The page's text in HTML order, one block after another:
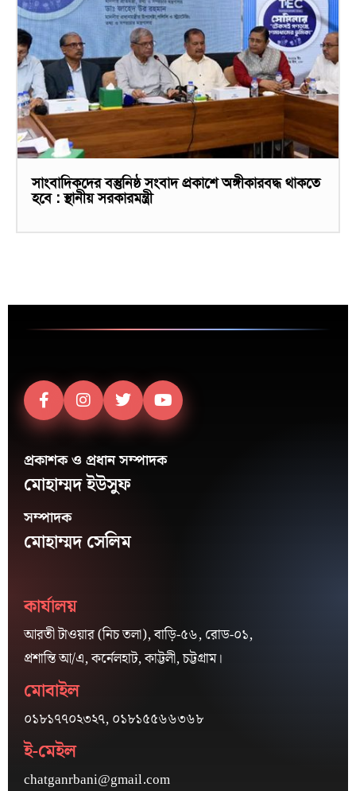
সাংবাদিকদের বস্তুনিষ্ঠ সংবাদ প্রকাশে অঙ্গীকারবদ্ধ থাকতে
হবে : স্থানীয় সরকারমন্ত্রী
প্রকাশক ও প্রধান সম্পাদক
মোহাম্মদ ইউসুফ
সম্পাদক
মোহাম্মদ সেলিম
কার্যালয়
আরতী টাওয়ার (নিচ তলা), বাড়ি-৫৬, রোড-০১,
প্রশান্তি আ/এ, কর্নেলহাট, কাট্টলী, চট্টগ্রাম।
মোবাইল
০১৮১৭৭০২৩২৭, ০১৮১৫৫৬৬৩৬৮
ই-মেইল
chatganrbani@gmail.com